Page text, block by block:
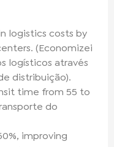
logistics costs by
(Economizei
logísticos através
distribuição).
time from 55 to
do
improving